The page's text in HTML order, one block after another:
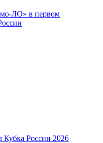
ЛО» в первом
Кубка России 2026